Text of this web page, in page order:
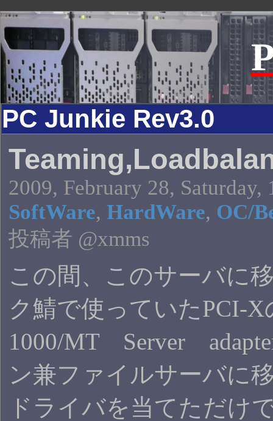
PC Junkie Rev3.0
2009, February 28, Saturday,
SoftWare, HardWare, OC/
投稿者 @xmms
この間、このサーバに
ク鯖で使っていたPCI-X
1000/MT Server
ン兼ファイルサーバに
ドライバを当てただけ